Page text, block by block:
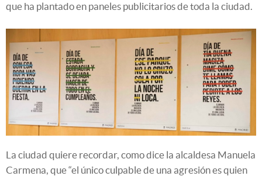
que ha plantado en paneles publicitarios de toda la ciudad.
La ciudad quiere recordar, como dice la alcaldesa Manuela
Carmena, que “el único culpable de una agresión es quien